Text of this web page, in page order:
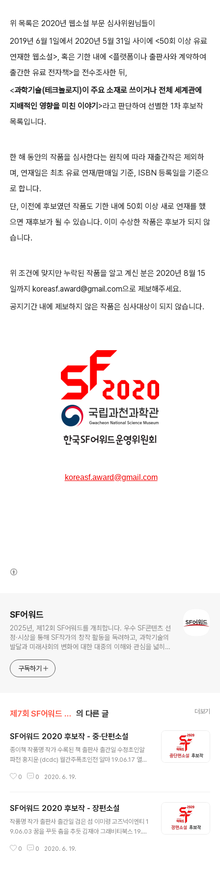
위 목록은 2020년 웹소설 부문 심사위원님들이
2019년 6월 1일에서 2020년 5월 31일 사이에 <50회 이상 유료
연재한 웹소설>, 혹은 기한 내에 <플랫폼이나 출판사와 계약하여
출간한 유료 전자책>을 전수조사한 뒤,
<과학기술(테크놀로지)이 주요 소재로 쓰이거나 전체 세계관에
지배적인 영향을 미친 이야기 >라고 판단하여 선별한 1차 후보작
목록입니다.
한 해 동안의 작품을 심사한다는 원칙에 따라 재출간작은 제외하
며, 연재일은 최초 유료 연재/판매일 기준, ISBN 등록일을 기준으
로 합니다.
단, 이전에 후보였던 작품도 기한 내에 50회 이상 새로 연재를 했
으면 재후보가 될 수 있습니다. 이미 수상한 작품은 후보가 되지 않
습니다.
위 조건에 맞지만 누락된 작품을 알고 계신 분은 2020년 8월 15
일까지 koreasf.award@gmail.com으로 제보해주세요.
공지기간 내에 제보하지 않은 작품은 심사대상이 되지 않습니다.
koreasf.award@gmail.com
SF어워드
2025년, 제12회 SF어워드를 개최합니다. 우수 SF콘텐츠 선
정·시상을 통해 SF작가의 창작 활동을 독려하고, 과학기술의
발달과 미래사회의 변화에 대한 대중의 이해와 관심을 넓히기
로 12회를 맞이하였습니다.
구독하기
제7회 SF어워드 (2020) 의 다른 글 더보기
SF어워드 2020 후보작 - 중·단편소설
종이책 작품명 작가 수록된 책 출판사 출간일 수정초인알
파전 홍지운 (dcdc) 월간주폭초인전 알마 19.06.17 열두
환 여행 장한애 " " " " 여신을 사랑한다는 것 " " " " 데이터
대해 말하다 " " " " " " " " " " " " 인형들의 천국 " " " " 계몽
의 임무 " " " " 기생감 송한별 기생감 온우주 19.12.25 과
거와 함께 걷다 네크 " " " " 리틀 베이비블루 필 " " " " 정적
중앙선에서 마주치다 "..
0 0 2020. 6. 19.
SF어워드 2020 후보작 - 장편소설
작품명 작가 출판사 출간일 검은 섬 이미령 고즈넉이엔티 1
9.06.03 꿈을 꾸듯 춤을 추듯 김재아 그래비티북스 19.0
포트, 테오도라 2449년 12월 김길종 집사재 19.07.20 물
0 0 2020. 6. 19.